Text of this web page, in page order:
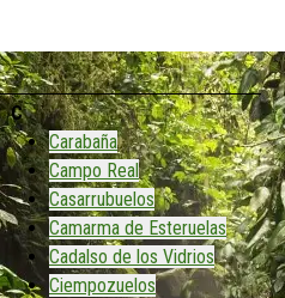
C
Carabaña
Campo Real
Casarrubuelos
Camarma de Esteruelas
Cadalso de los Vidrios
Ciempozuelos